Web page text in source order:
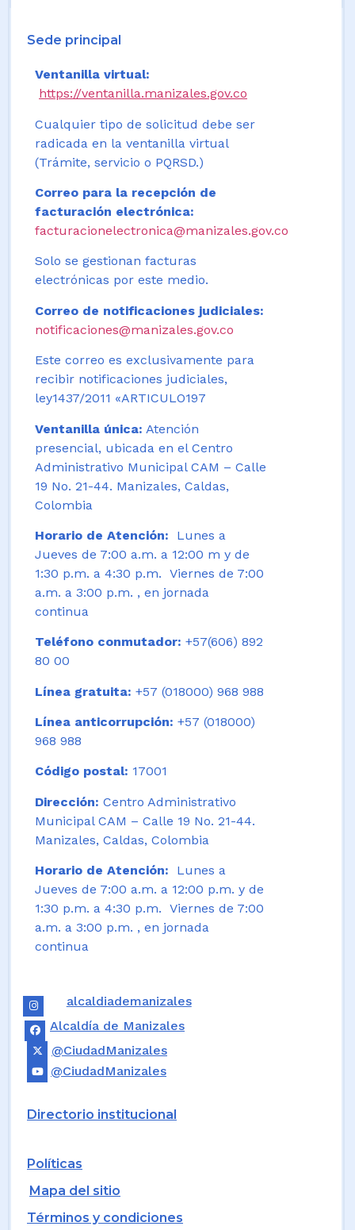
Sede principal
Ventanilla virtual:
https://ventanilla.manizales.gov.co
Cualquier tipo de solicitud debe ser
radicada en la ventanilla virtual
(Trámite, servicio o PQRSD.)
Correo para la recepción de
facturación electrónica:
facturacionelectronica@manizales.gov.co
Solo se gestionan facturas
electrónicas por este medio.
Correo de notificaciones judiciales:
notificaciones@manizales.gov.co
Este correo es exclusivamente para
recibir notificaciones judiciales,
ley1437/2011 «ARTICULO197
Ventanilla única: Atención
presencial, ubicada en el Centro
Administrativo Municipal CAM – Calle
19 No. 21-44. Manizales, Caldas,
Colombia
Horario de Atención:
Lunes a
Jueves de 7:00 a.m. a 12:00 m y de
1:30 p.m. a 4:30 p.m. Viernes de 7:00
a.m. a 3:00 p.m. , en jornada
continua
Teléfono conmutador: +57(606) 892
80 00
Línea gratuita: +57 (018000) 968 988
Línea anticorrupción: +57 (018000)
968 988
Código postal: 17001
Dirección: Centro Administrativo
Municipal CAM – Calle 19 No. 21-44.
Manizales, Caldas, Colombia
Horario de Atención: Lunes a
Jueves de 7:00 a.m. a 12:00 p.m. y de
1:30 p.m. a 4:30 p.m. Viernes de 7:00
a.m. a 3:00 p.m. , en jornada
continua
alcaldiademanizales
Alcaldía de Manizales
@CiudadManizales
@CiudadManizales
Directorio institucional
Políticas
Mapa del sitio
Términos y condiciones